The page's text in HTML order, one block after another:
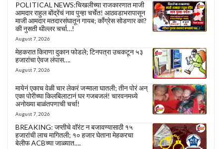
POLITICAL NEWS:चिखलीच्या राजकारणात माजी
आमदार राहुल बोंद्रेंचं नाव पुन्हा चर्चेत! आठवडाभरापासून
माजी आमदार मतदारसंघातून गायब; काँग्रेस सोडणार का?
की नुसती थील्लर चर्चा…!
August 7, 2026
मेहकरात किराणा दुकान फोडले; टिनपत्रा उचकटून ५३
हजारांचा ऐवज लंपास….
August 7, 2026
मायेनं एकाच वेळी चार लेकरं जन्माला घातली; तीन पोरं अन्
एका पोरीच्या किलबिलाटानं घर गजबजलं! चारवनमध्ये
अनोख्या बाळंतपणाची चर्चा!
August 7, 2026
BREAKING: जप्तीचे वॉरंट न बजावण्यासाठी १५
हजारांची लाच मागितली; १० हजार घेताना मेहकरचा
बेलीफ ACBच्या जाळ्यात….